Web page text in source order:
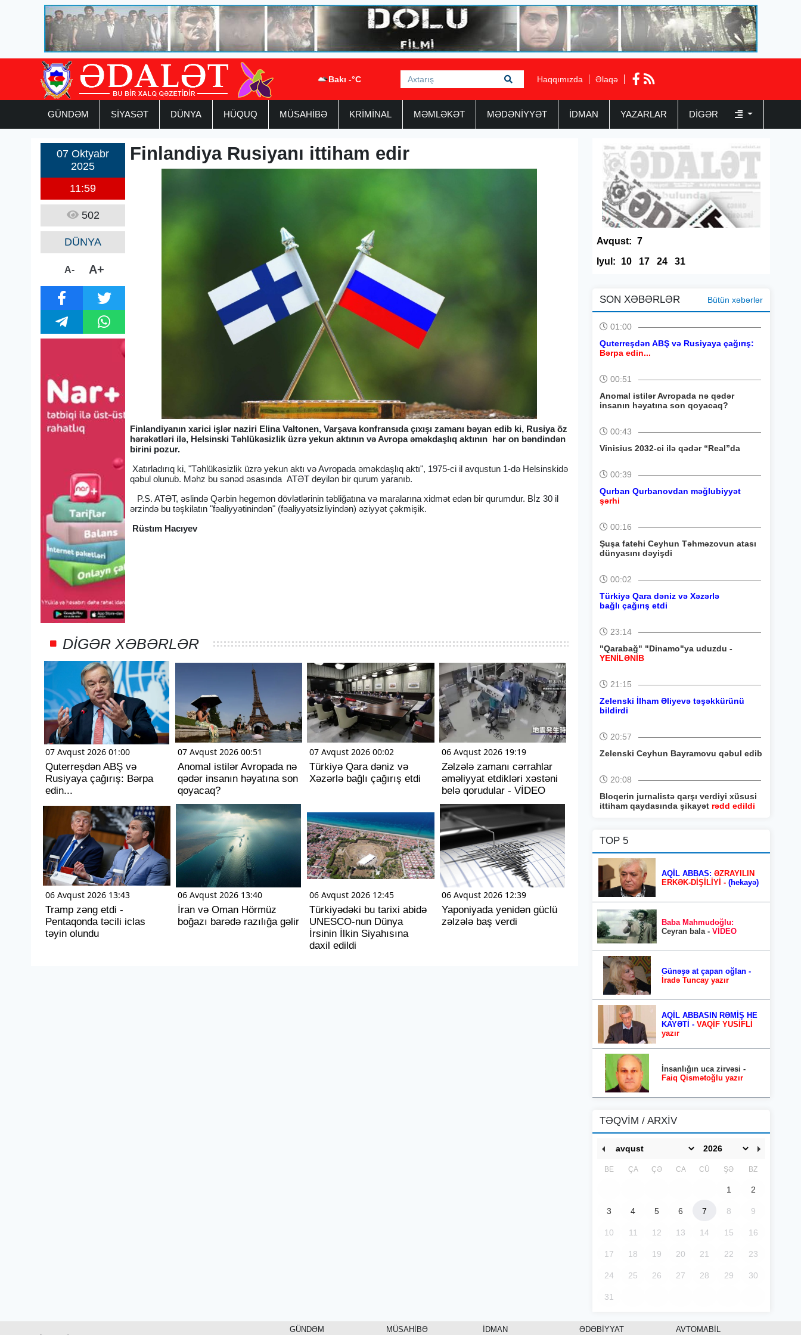
Bakı -°C Haqqımızda Əlaqə
GÜNDƏM SİYASƏT DÜNYA HÜQUQ MÜSAHİBƏ KRİMİNAL MƏMLƏKƏT MƏDƏNİYYƏT İDMAN YAZARLAR DIGƏR
07 Oktyabr
2025
11:59
502
DÜNYA
A- A+
Finlandiya Rusiyanı ittiham edir
Finlandiyanın xarici işlər naziri Elina Valtonen, Varşava konfransıda çıxışı zamanı bəyan edib ki, Rusiya öz
hərəkətləri ilə, Helsinski Təhlükəsizlik üzrə yekun aktının və Avropa əməkdaşlıq aktının hər on bəndindən
birini pozur.
Xatırladırıq ki, "Təhlükəsizlik üzrə yekun aktı və Avropada əməkdaşlıq aktı", 1975-ci il avqustun 1-də Helsinskidə
qəbul olunub. Məhz bu sənəd əsasında ATƏT deyilən bir qurum yaranıb.
P.S. ATƏT, əslində Qərbin hegemon dövlətlərinin təbliğatına və maralarına xidmət edən bir qurumdur. Bİz 30 il
ərzində bu təşkilatın "fəaliyyətinindən" (fəaliyyətsizliyindən) əziyyət çəkmişik.
Rüstım Hacıyev
DIGƏR XƏBƏRLƏR
07 Avqust 2026 01:00
Quterreşdən ABŞ və
Rusiyaya çağırış: Bərpa
edin...
07 Avqust 2026 00:51
Anomal istilər Avropada nə
qədər insanın həyatına son
qoyacaq?
07 Avqust 2026 00:02
Türkiyə Qara dəniz və
Xəzərlə bağlı çağırış etdi
06 Avqust 2026 19:19
Zəlzələ zamanı cərrahlar
əməliyyat etdikləri xəstəni
belə qorudular - VİDEO
06 Avqust 2026 13:43
Tramp zəng etdi -
Pentaqonda təcili iclas
təyin olundu
06 Avqust 2026 13:40
İran və Oman Hörmüz
boğazı barədə razılığa gəlir
06 Avqust 2026 12:45
Türkiyədəki bu tarixi abidə
UNESCO-nun Dünya
İrsinin İlkin Siyahısına
daxil edildi
06 Avqust 2026 12:39
Yaponiyada yenidən güclü
zəlzələ baş verdi
Avqust: 7
Iyul:
10 17 24 31
SON XƏBƏRLƏR Bütün xəbərlər
01:00
Quterreşdən ABŞ və Rusiyaya çağırış:
Bərpa edin...
00:51
Anomal istilər Avropada nə qədər
insanın həyatına son qoyacaq?
00:43
Vinisius 2032-ci ilə qədər “Real”da
00:39
Qurban Qurbanovdan məğlubiyyət
şərhi
00:16
Şuşa fatehi Ceyhun Təhməzovun atası
dünyasını dəyişdi
00:02
Türkiyə Qara dəniz və Xəzərlə
bağlı çağırış etdi
23:14
"Qarabağ" "Dinamo"ya uduzdu -
YENİLƏNİB
21:15
Zelenski İlham Əliyevə təşəkkürünü
bildirdi
20:57
Zelenski Ceyhun Bayramovu qəbul edib
20:08
Bloqerin jurnalistə qarşı verdiyi xüsusi
ittiham qaydasında şikayət rədd edildi
TOP 5
AQİL ABBAS: ƏZRAYILIN
ERKƏK-DİŞİLİYİ - (hekayə)
Baba Mahmudoğlu:
Ceyran bala - VİDEO
Günəşə at çapan oğlan -
İradə Tuncay yazır
AQİL ABBASIN RƏMİŞ HE
KAYƏTİ - VAQİF YUSİFLİ
yazır
İnsanlığın uca zirvəsi -
Faiq Qismətoğlu yazır
TƏQVİM / ARXİV
BE ÇA ÇƏ CA CÜ ŞƏ BZ
1 2
3 4 5 6 7 8 9
10 11 12 13 14 15 16
17 18 19 20 21 22 23
24 25 26 27 28 29 30
31
GÜNDƏM MÜSAHİBƏ İDMAN ƏDƏBİYYAT AVTOMABİL